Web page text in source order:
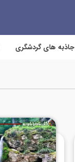
جاذبه های گردشگری